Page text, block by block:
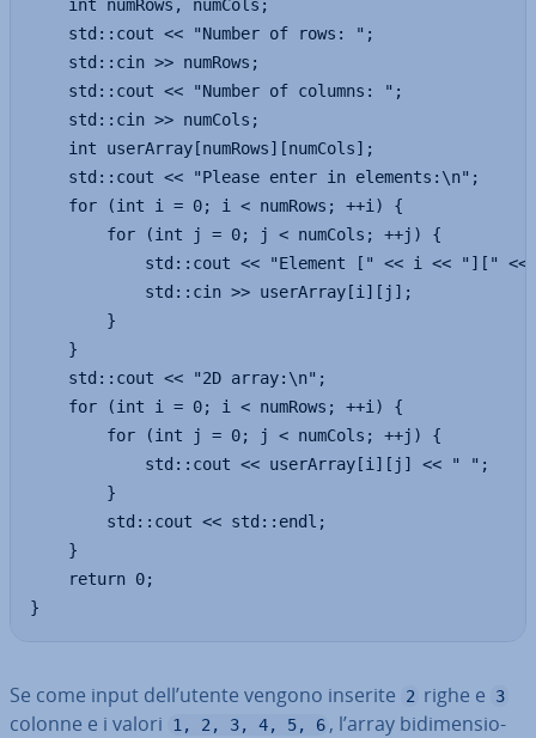
    int numRows, numCols;
    std::cout << "Number of rows: ";
    std::cin >> numRows;
    std::cout << "Number of columns: ";
    std::cin >> numCols;
    int userArray[numRows][numCols];
    std::cout << "Please enter in elements:\n";
    for (int i = 0; i < numRows; ++i) {
        for (int j = 0; j < numCols; ++j) {
std::cout << "Element [" << i << "][" <<
            std::cin >> userArray[i][j];
        }
    }
    std::cout << "2D array:\n";
    for (int i = 0; i < numRows; ++i) {
        for (int j = 0; j < numCols; ++j) {
            std::cout << userArray[i][j] << " ";
        }
        std::cout << std::endl;
    }
    return 0;
}
Se come input dell’utente vengono inserite 2 righe e 3
colonne e i valori 1, 2, 3, 4, 5, 6 , l’array bi­di­men­sio­